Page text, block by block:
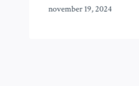
november 19, 2024